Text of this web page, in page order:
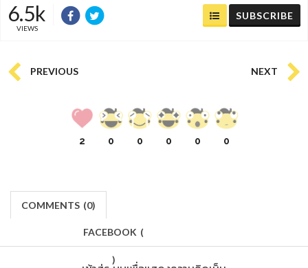
6.5k
VIEWS
SUBSCRIBE
PREVIOUS NEXT
2 0 0 0 0 0
COMMENTS (0)
FACEBOOK (
)